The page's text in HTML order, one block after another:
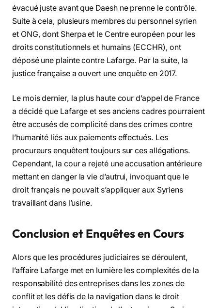
évacué juste avant que Daesh ne prenne le contrôle.
Suite à cela, plusieurs membres du personnel syrien
et ONG, dont Sherpa et le Centre européen pour les
droits constitutionnels et humains (ECCHR), ont
déposé une plainte contre Lafarge. Par la suite, la
justice française a ouvert une enquête en 2017.
Le mois dernier, la plus haute cour d’appel de France
a décidé que Lafarge et ses anciens cadres pourraient
être accusés de complicité dans des crimes contre
l’humanité liés aux paiements effectués. Les
procureurs enquêtent toujours sur ces allégations.
Cependant, la cour a rejeté une accusation antérieure
mettant en danger la vie d’autrui, invoquant que le
droit français ne pouvait s’appliquer aux Syriens
travaillant dans l’usine.
Conclusion et Enquêtes en Cours
Alors que les procédures judiciaires se déroulent,
l’affaire Lafarge met en lumière les complexités de la
responsabilité des entreprises dans les zones de
conflit et les défis de la navigation dans le droit